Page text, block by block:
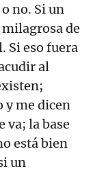
no. Si un
de
Si eso fuera
al
y me dicen
va; la base
está bien
un